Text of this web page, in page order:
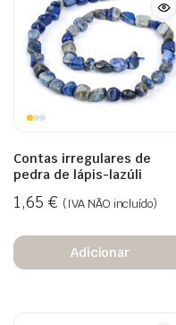
Contas irregulares de
pedra de lápis-lazúli
1,65 € (IVA NÃO incluído)
Adicionar